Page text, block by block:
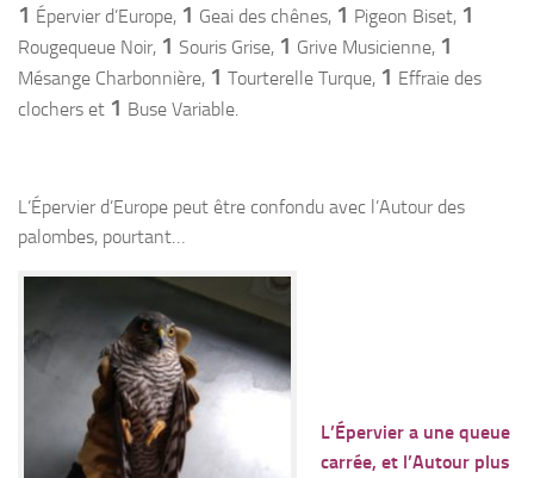
1 Épervier d’Europe, 1 Geai des chênes, 1 Pigeon Biset, 1
Rougequeue Noir, 1 Souris Grise, 1 Grive Musicienne, 1
Mésange Charbonnière, 1 Tourterelle Turque, 1 Effraie des
clochers et 1 Buse Variable.
L’Épervier d’Europe peut être confondu avec l’Autour des
palombes, pourtant…
L’Épervier a une queue
carrée, et l’Autour plus